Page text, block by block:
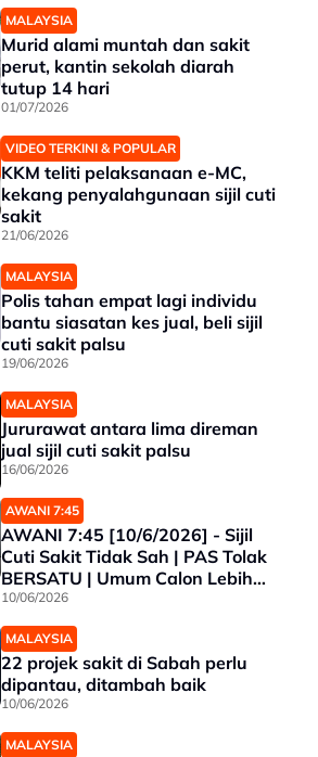
MALAYSIA
Murid alami muntah dan sakit
perut, kantin sekolah diarah
tutup 14 hari
01/07/2026
VIDEO TERKINI & POPULAR
KKM teliti pelaksanaan e-MC,
kekang penyalahgunaan sijil cuti
sakit
21/06/2026
MALAYSIA
Polis tahan empat lagi individu
bantu siasatan kes jual, beli sijil
cuti sakit palsu
19/06/2026
MALAYSIA
Jururawat antara lima direman
jual sijil cuti sakit palsu
16/06/2026
AWANI 7:45
AWANI 7:45 [10/6/2026] - Sijil
Cuti Sakit Tidak Sah | PAS Tolak
BERSATU | Umum Calon Lebih
Awal | Gerak Kerja PRN Johor
10/06/2026
MALAYSIA
22 projek sakit di Sabah perlu
dipantau, ditambah baik
10/06/2026
MALAYSIA